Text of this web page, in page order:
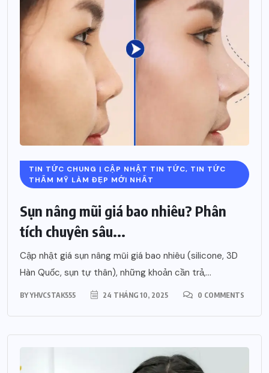
TIN TỨC CHUNG | CẬP NHẬT TIN TỨC, TIN TỨC
THẨM MỸ LÀM ĐẸP MỚI NHẤT
Sụn nâng mũi giá bao nhiêu? Phân
tích chuyên sâu...
Cập nhật giá sụn nâng mũi giá bao nhiêu (silicone, 3D
Hàn Quốc, sụn tự thân), những khoản cần trả,...
BYYHVCSTAK555 24 THÁNG 10, 2025 0 COMMENTS